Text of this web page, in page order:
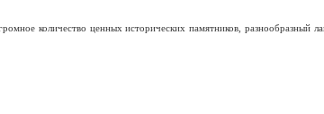
количество ценных исторических памятников, разнообразный